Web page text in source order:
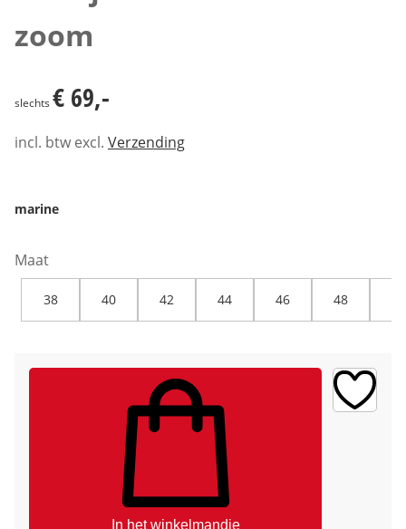
zoom
slechts € 69,-
incl. btw excl. Verzending
marine
Maat
38 40 42 44 46 48
In het winkelmandje